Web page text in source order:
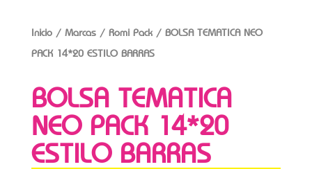
Inicio/ Marcas/ Romi Pack/ BOLSA TEMATICA NEO
PACK 14*20 ESTILO BARRAS
BOLSA TEMATICA
NEO PACK 14*20
ESTILO BARRAS